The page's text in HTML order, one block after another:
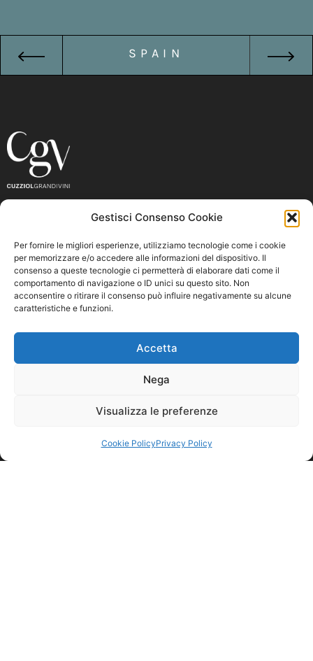
Gestisci Consenso Cookie
Per fornire le migliori esperienze, utilizziamo tecnologie come i cookie
per memorizzare e/o accedere alle informazioni del dispositivo. Il
consenso a queste tecnologie ci permetterà di elaborare dati come il
comportamento di navigazione o ID unici su questo sito. Non
acconsentire o ritirare il consenso può influire negativamente su alcune
caratteristiche e funzioni.
Accetta
Nega
Visualizza le preferenze
Cookie PolicyPrivacy Policy
SPAIN
CUZZIOL GRANDIVINI
Via Serenissima, 19
Switchboard:+39 0438 666611
+39 0438 666604
email: